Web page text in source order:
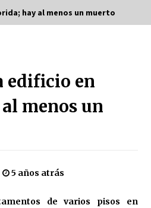
atrás
Polanco renuncia a la presidencia
atrás
incautan 15 autos de lujo
hay al menos un muerto
edificio en
menos un
5 años atrás
de varios pisos en